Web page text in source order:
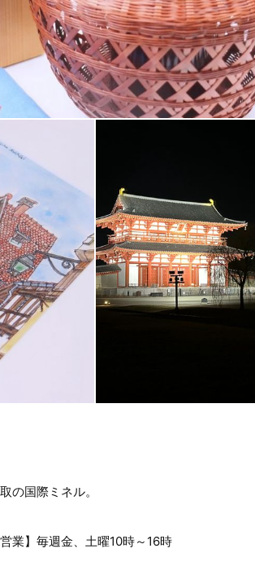
の国際ミネル。
業】毎週金、土曜10時～16時